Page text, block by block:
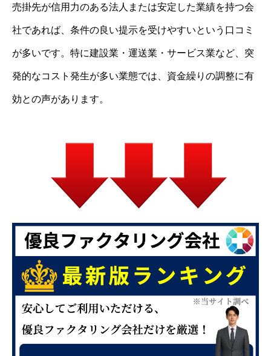
売掛先が信用力のある法人または安定した業績を持つ会
社であれば、条件の良い提示を受けやすいという口コミ
が多いです。特に建設業・運送業・サービス業など、突
発的なコスト発生が多い業態では、資金繰りの調整に有
効との声があります。